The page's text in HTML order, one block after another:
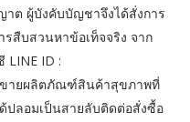
ต ผู้บังคับบัญชาจึงได้สั่งการ
รสืบสวนหาข้อเท็จจริง จาก
LINE ID :
ขายผลิตภัณฑ์สินค้าสุขภาพที่
ปลอมเป็นสายลับติดต่อสั่งซื้อ